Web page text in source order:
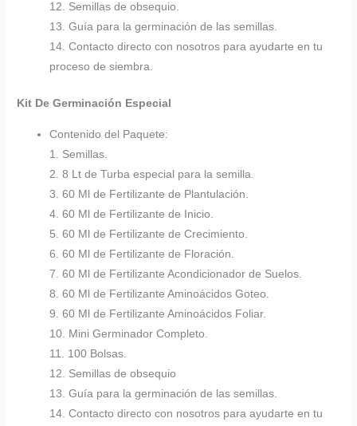
12. Semillas de obsequio.
13. Guía para la germinación de las semillas.
14. Contacto directo con nosotros para ayudarte en tu
proceso de siembra.
Kit De Germinación Especial
Contenido del Paquete:
1. Semillas.
2. 8 Lt de Turba especial para la semilla.
3. 60 Ml de Fertilizante de Plantulación.
4. 60 Ml de Fertilizante de Inicio.
5. 60 Ml de Fertilizante de Crecimiento.
6. 60 Ml de Fertilizante de Floración.
7. 60 Ml de Fertilizante Acondicionador de Suelos.
8. 60 Ml de Fertilizante Aminoácidos Goteo.
9. 60 Ml de Fertilizante Aminoácidos Foliar.
10. Mini Germinador Completo.
11. 100 Bolsas.
12. Semillas de obsequio
13. Guía para la germinación de las semillas.
14. Contacto directo con nosotros para ayudarte en tu